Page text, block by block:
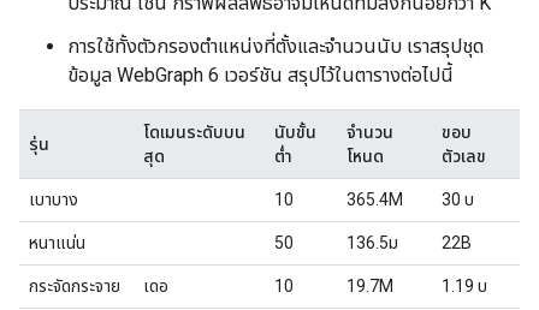
การใช้ทั้งตัวกรองตำแหน่งที่ตั้งและจำนวนนับ เราสรุปชุด
ข้อมูล WebGraph 6 เวอร์ชัน สรุปไว้ในตารางต่อไปนี้
รุ่น
โดเมนระดับบน
สุด
นับขั้น
ต่ำ
จำนวน
โหนด
ขอบ
ตัวเลข
เบาบาง 10 365.4M 30 บ
หนาแน่น 50 136.5ม 22B
กระจัดกระจาย เดอ 10 19.7M 1.19 บ